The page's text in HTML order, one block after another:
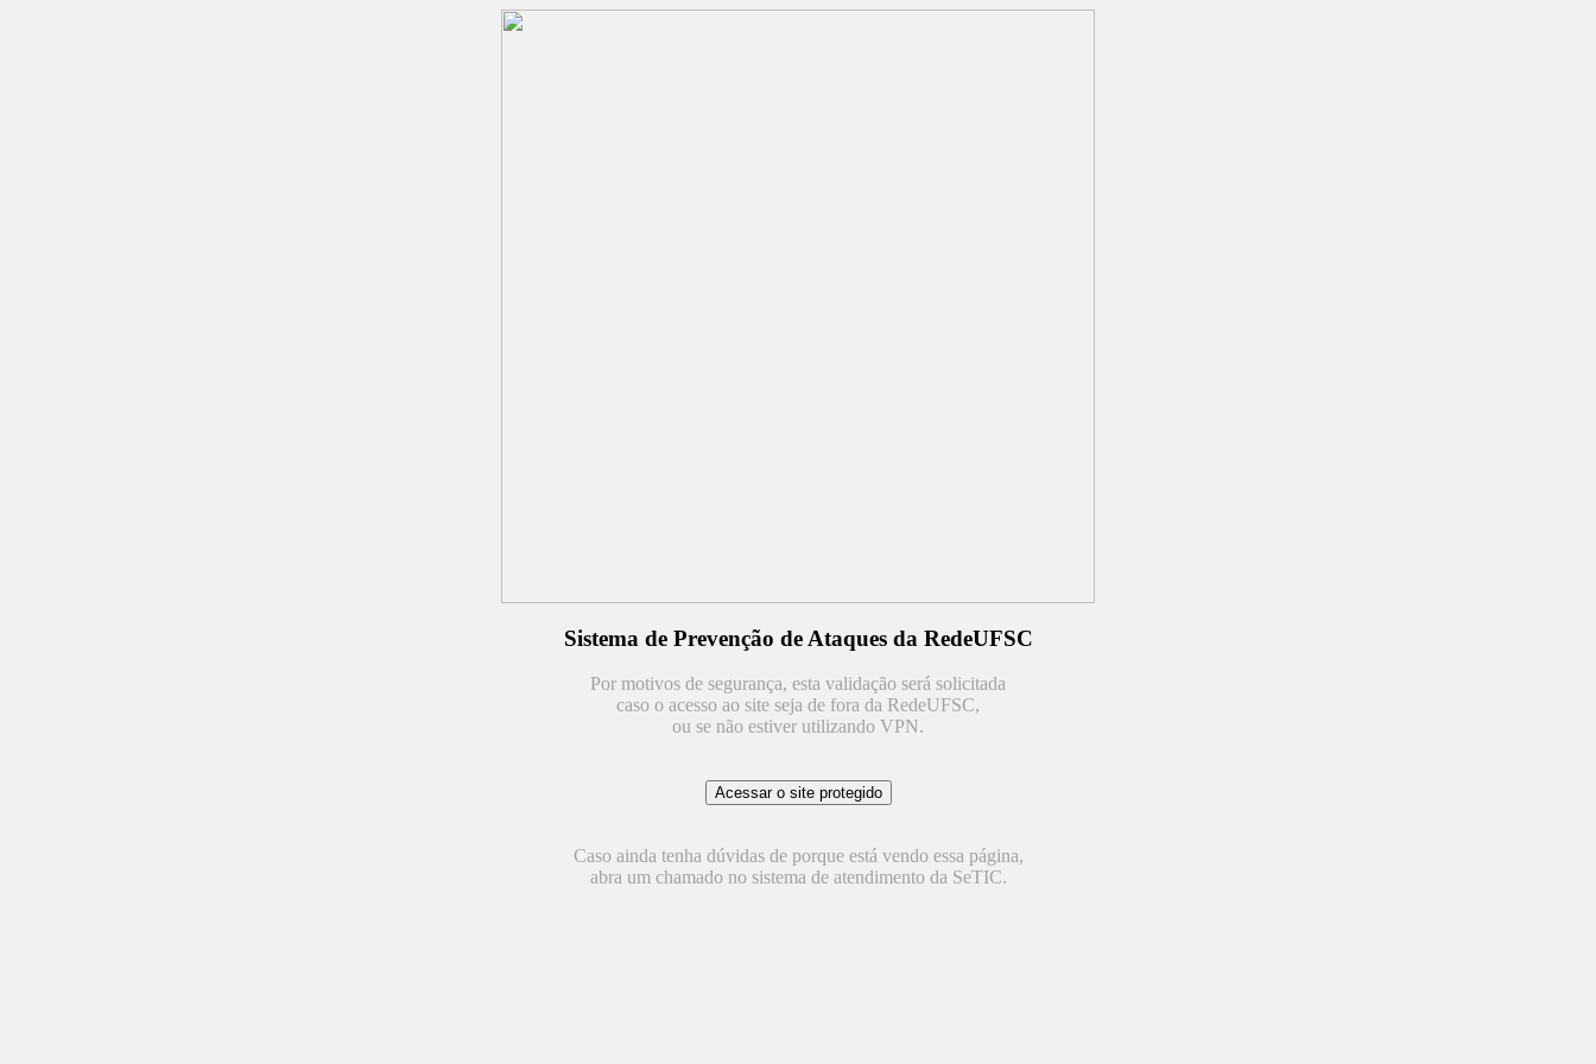
Sistema de Prevenção de Ataques da RedeUFSC
Por motivos de segurança, esta validação será solicitada
caso o acesso ao site seja de fora da RedeUFSC,
ou se não estiver utilizando VPN.
Caso ainda tenha dúvidas de porque está vendo essa página,
abra um chamado no sistema de atendimento da SeTIC.